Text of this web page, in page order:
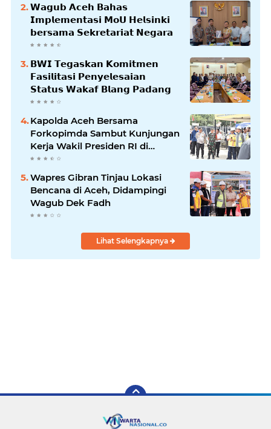
𝗪𝗮𝗴𝘂𝗯 𝗔𝗰𝗲𝗵 𝗕𝗮𝗵𝗮𝘀
𝗜𝗺𝗽𝗹𝗲𝗺𝗲𝗻𝘁𝗮𝘀𝗶 𝗠𝗼𝗨 𝗛𝗲𝗹𝘀𝗶𝗻𝗸𝗶
𝗯𝗲𝗿𝘀𝗮𝗺𝗮 𝗦𝗲𝗸𝗿𝗲𝘁𝗮𝗿𝗶𝗮𝘁 𝗡𝗲𝗴𝗮𝗿𝗮
𝗕𝗪𝗜 𝗧𝗲𝗴𝗮𝘀𝗸𝗮𝗻 𝗞𝗼𝗺𝗶𝘁𝗺𝗲𝗻
𝗙𝗮𝘀𝗶𝗹𝗶𝘁𝗮𝘀𝗶 𝗣𝗲𝗻𝘆𝗲𝗹𝗲𝘀𝗮𝗶𝗮𝗻
𝗦𝘁𝗮𝘁𝘂𝘀 𝗪𝗮𝗸𝗮𝗳 𝗕𝗹𝗮𝗻𝗴 𝗣𝗮𝗱𝗮𝗻𝗴
Kapolda Aceh Bersama
Forkopimda Sambut Kunjungan
Kerja Wakil Presiden RI di
Kabupaten Bireuen
Wapres Gibran Tinjau Lokasi
Bencana di Aceh, Didampingi
Wagub Dek Fadh
Lihat Selengkapnya